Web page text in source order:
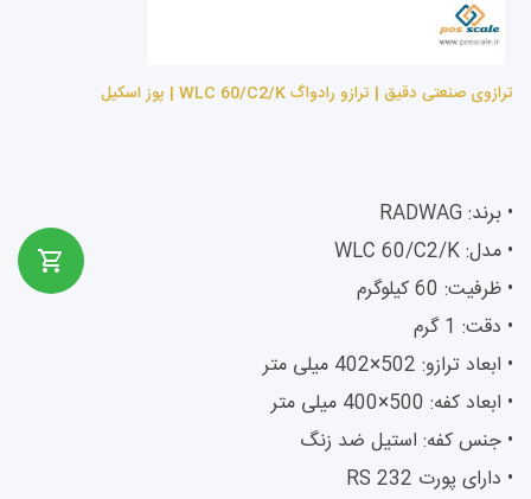
ترازوی صنعتی دقیق | ترازو رادواگ WLC 60/C2/K | پوز اسکیل
• برند: RADWAG
• مدل: WLC 60/C2/K
• ظرفیت: 60 کیلوگرم
• دقت: 1 گرم
• ابعاد ترازو: 502×402 میلی متر
• ابعاد کفه: 500×400 میلی متر
• جنس کفه: استیل ضد زنگ
• دارای پورت RS 232